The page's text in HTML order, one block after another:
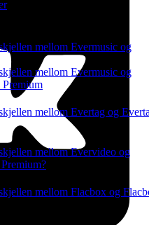
mellom Evermusic og
mellom Evermusic og
mellom Evertag og
mellom Evervideo og
mellom Flacbox og